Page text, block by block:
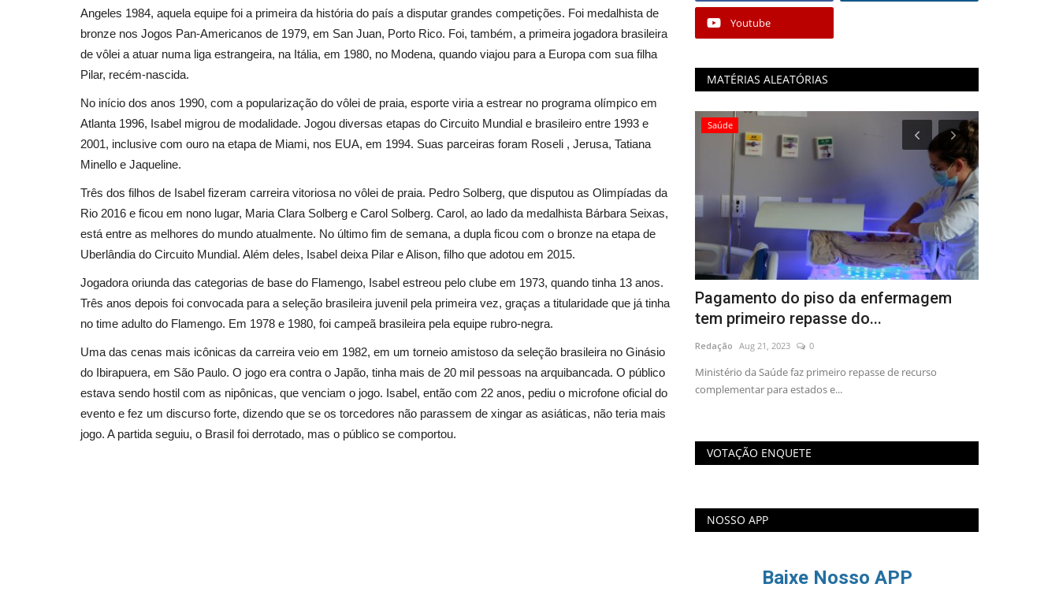
Angeles 1984, aquela equipe foi a primeira da história do país a disputar grandes competições. Foi medalhista de
bronze nos Jogos Pan-Americanos de 1979, em San Juan, Porto Rico. Foi, também, a primeira jogadora brasileira
de vôlei a atuar numa liga estrangeira, na Itália, em 1980, no Modena, quando viajou para a Europa com sua filha
Pilar, recém-nascida.
No início dos anos 1990, com a popularização do vôlei de praia, esporte viria a estrear no programa olímpico em
Atlanta 1996, Isabel migrou de modalidade. Jogou diversas etapas do Circuito Mundial e brasileiro entre 1993 e
2001, inclusive com ouro na etapa de Miami, nos EUA, em 1994. Suas parceiras foram Roseli , Jerusa, Tatiana
Minello e Jaqueline.
Três dos filhos de Isabel fizeram carreira vitoriosa no vôlei de praia. Pedro Solberg, que disputou as Olimpíadas da
Rio 2016 e ficou em nono lugar, Maria Clara Solberg e Carol Solberg. Carol, ao lado da medalhista Bárbara Seixas,
está entre as melhores do mundo atualmente. No último fim de semana, a dupla ficou com o bronze na etapa de
Uberlândia do Circuito Mundial. Além deles, Isabel deixa Pilar e Alison, filho que adotou em 2015.
Jogadora oriunda das categorias de base do Flamengo, Isabel estreou pelo clube em 1973, quando tinha 13 anos.
Três anos depois foi convocada para a seleção brasileira juvenil pela primeira vez, graças a titularidade que já tinha
no time adulto do Flamengo. Em 1978 e 1980, foi campeã brasileira pela equipe rubro-negra.
Uma das cenas mais icônicas da carreira veio em 1982, em um torneio amistoso da seleção brasileira no Ginásio
do Ibirapuera, em São Paulo. O jogo era contra o Japão, tinha mais de 20 mil pessoas na arquibancada. O público
estava sendo hostil com as nipônicas, que venciam o jogo. Isabel, então com 22 anos, pediu o microfone oficial do
evento e fez um discurso forte, dizendo que se os torcedores não parassem de xingar as asiáticas, não teria mais
jogo. A partida seguiu, o Brasil foi derrotado, mas o público se comportou.
Youtube
MATÉRIAS ALEATÓRIAS
Reabertura
Naira ao lado de
Esportes
Ednaldo Rodrigues um baiano na CBF
desposto do cargo de...
Dec 7, 2023
Municípios
Professor Macedo recebe homenagem
no dia do Professor.
Redação Oct 15, 2023
Amigos e colegas que souberam do passamento neste
sábado (14), do professor que...
Saúde
Pagamento do piso da enfermagem
tem primeiro repasse do...
Redação Aug 21, 2023 0
Ministério da Saúde faz primeiro repasse de recurso
complementar para estados e...
VOTAÇÃO ENQUETE
NOSSO APP
Baixe Nosso APP